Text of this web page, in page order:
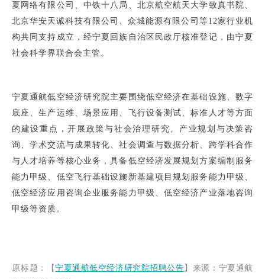
夏网络有限公司、中铁十八局、北京航空航天大学致真书院、
北京华安天诚科技有限公司、众城能源有限公司等12家行业机
构共同支持成立，经宁夏回族自治区民政厅核准登记，由宁夏
社会科学界联合会主管。
宁夏通航低空经济研究院主要围绕低空经济在基础设施、数字
底座、生产运维、场景应用、飞行设备测试、标准人才等方面
的建设重点，开展政策与社会治理研究、产业规划与决策咨
询、学术交流与成果转化、社会调查与数据分析、跨学科合作
与人才培养等核心业务，具备低空经济发展规划方案编制服务
能力甲级、低空飞行基础设施新基建项目规划服务能力甲级、
低空经济应用咨询企业服务能力甲级、低空经济产业落地咨询
甲级等资质。
原标题：【宁夏通航低空经济研究院招聘公告 】 来源：宁夏通航